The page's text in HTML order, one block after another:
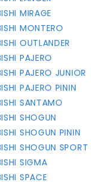
MIRAGE
MONTERO
OUTLANDER
PAJERO
PAJERO JUNIOR
PAJERO PININ
SANTAMO
SHOGUN
SHOGUN PININ
SHOGUN SPORT
SIGMA
SPACE